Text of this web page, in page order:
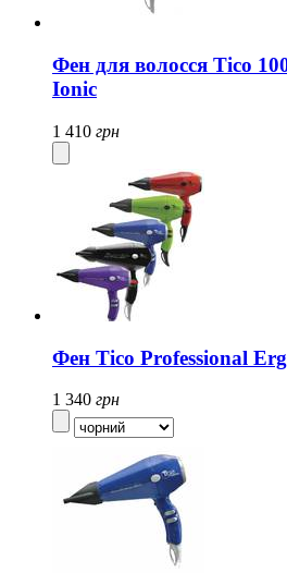
Фен для волосся Tico
Ionic
1 410 грн
Фен Tico Professional
1 340 грн